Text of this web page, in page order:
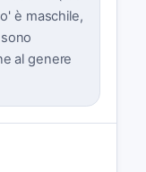
è maschile,
al genere